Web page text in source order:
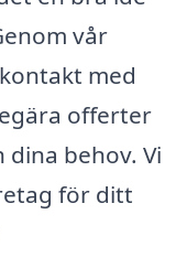
vår
med
offerter
behov. Vi
för ditt